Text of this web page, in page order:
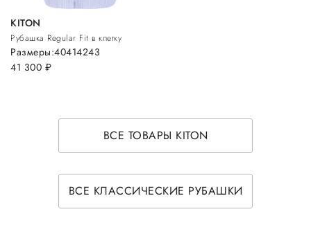
KITON
Рубашка Regular Fit в клетку
41 300 руб.
Размеры:40414243
ВСЕ ТОВАРЫ KITON
ВСЕ КЛАССИЧЕСКИЕ РУБАШКИ